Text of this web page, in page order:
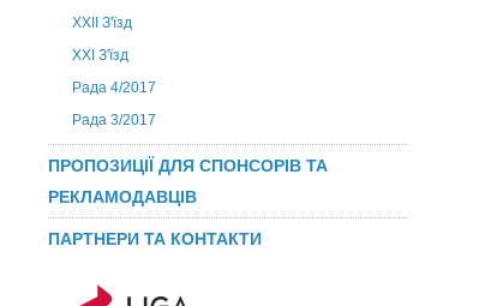
ХХІІ З'їзд
XXI З'їзд
Рада 4/2017
Рада 3/2017
ПРОПОЗИЦІЇ ДЛЯ СПОНСОРІВ ТА
РЕКЛАМОДАВЦІВ
ПАРТНЕРИ ТА КОНТАКТИ